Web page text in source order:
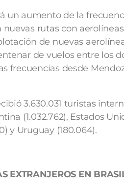
un aumento de la
rutas con
de nuevas
de vuelos entre los
frecuencias desde
3.630.031 turistas
(1.032.762), Estados
y Uruguay (180.064).
EXTRANJEROS EN